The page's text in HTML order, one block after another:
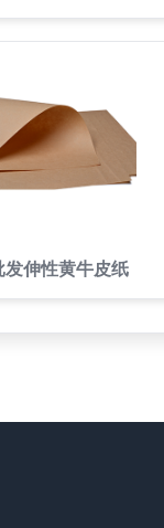
发伸性黄牛皮纸